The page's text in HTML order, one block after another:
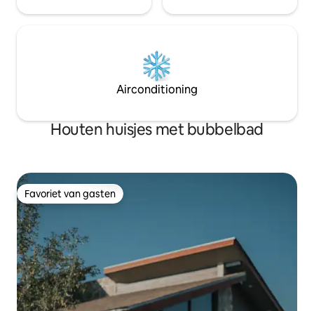
Airconditioning
Houten huisjes met bubbelbad
Favoriet van gasten
Favoriet van gasten